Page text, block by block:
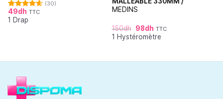
Note4.62
sur 5
(30)
49dh TTC
1 Drap
MEDINS
150dh 98dh TTC
1 Hystéromètre